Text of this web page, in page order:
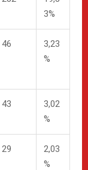
3%
46
3,23
%
43
3,02
%
29
2,03
%